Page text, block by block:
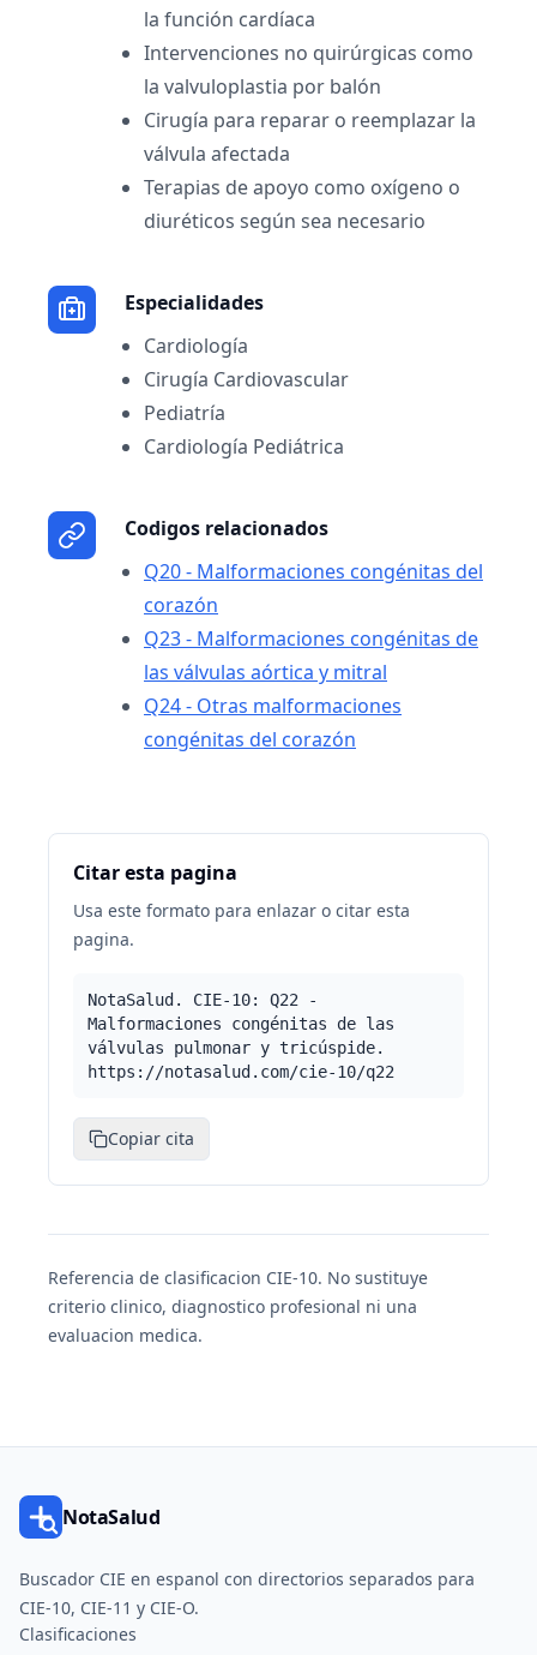
la función cardíaca
Intervenciones no quirúrgicas como
la valvuloplastia por balón
Cirugía para reparar o reemplazar la
válvula afectada
Terapias de apoyo como oxígeno o
diuréticos según sea necesario
Especialidades
Cardiología
Cirugía Cardiovascular
Pediatría
Cardiología Pediátrica
Codigos relacionados
Q20 - Malformaciones congénitas del
corazón
Q23 - Malformaciones congénitas de
las válvulas aórtica y mitral
Q24 - Otras malformaciones
congénitas del corazón
Citar esta pagina
Usa este formato para enlazar o citar esta
pagina.
NotaSalud. CIE-10: Q22 -
Malformaciones congénitas de las
válvulas pulmonar y tricúspide.
https://notasalud.com/cie-10/q22
Copiar cita
Referencia de clasificacion CIE-10. No sustituye
criterio clinico, diagnostico profesional ni una
evaluacion medica.
NotaSalud
Buscador CIE en espanol con directorios separados para
CIE-10, CIE-11 y CIE-O.
Clasificaciones